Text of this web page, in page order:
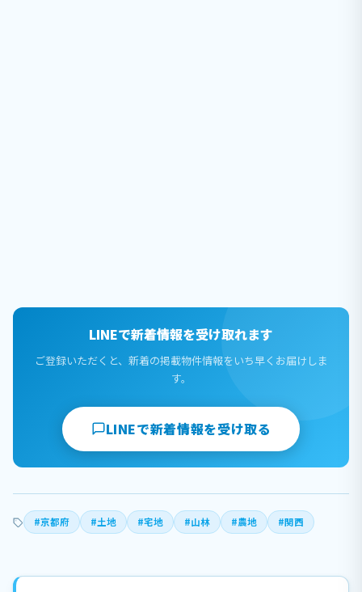
LINEで新着情報を受け取れます
ご登録いただくと、新着の掲載物件情報をいち早くお届けしま
す。
LINEで新着情報を受け取る
#京都府 #土地 #宅地 #山林 #農地 #関西